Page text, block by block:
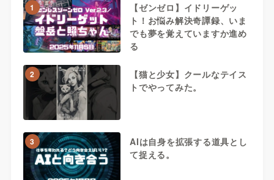
1
【ゼンゼロ】イドリーゲッ
ト！お悩み解決奇譚録、いま
でも夢を覚えていますか進め
る
2
【猫と少女】クールなテイス
トでやってみた。
3
AIは自身を拡張する道具とし
て捉える。